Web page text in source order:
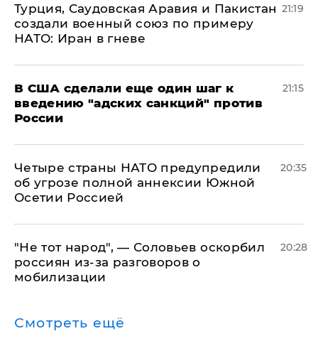
Турция, Саудовская Аравия и Пакистан
создали военный союз по примеру
НАТО: Иран в гневе
21:19
В США сделали еще один шаг к
введению "адских санкций" против
России
21:15
Четыре страны НАТО предупредили
об угрозе полной аннексии Южной
Осетии Россией
20:35
​"Не тот народ", — Соловьев оскорбил
россиян из-за разговоров о
мобилизации
20:28
Смотреть ещё